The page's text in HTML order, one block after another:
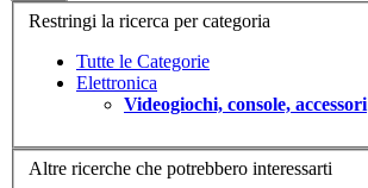
Restringi la ricerca per categoria
Tutte le Categorie
Elettronica
Videogiochi, console, accessori
Altre ricerche che potrebbero interessarti